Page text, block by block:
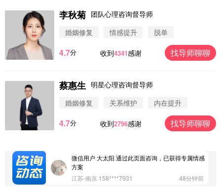
李秋菊 团队心理咨询督导师
婚姻修复
情感提升 脱单
4.7分 收到4341感谢 找导师聊聊
蔡惠生 明星心理咨询督导师
婚姻修复
关系维护 内在提升
4.7分 收到2796感谢 找导师聊聊
微信用户 圆圈 通过此页面咨询，已获得专属情感方
案
微信用户 Vnno 通过此页面咨询，已获得专属情感方
微信用户 大太阳 通过此页面咨询，已获得专属情感
方案
江苏-南京 158****7931
48分钟前